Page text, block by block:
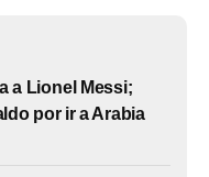
a Lionel Messi;
por ir a Arabia